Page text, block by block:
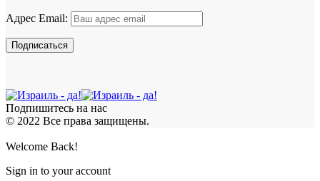
Адрес Email:
Подпишитесь на нас
© 2022 Все права защищены.
Welcome Back!
Sign in to your account